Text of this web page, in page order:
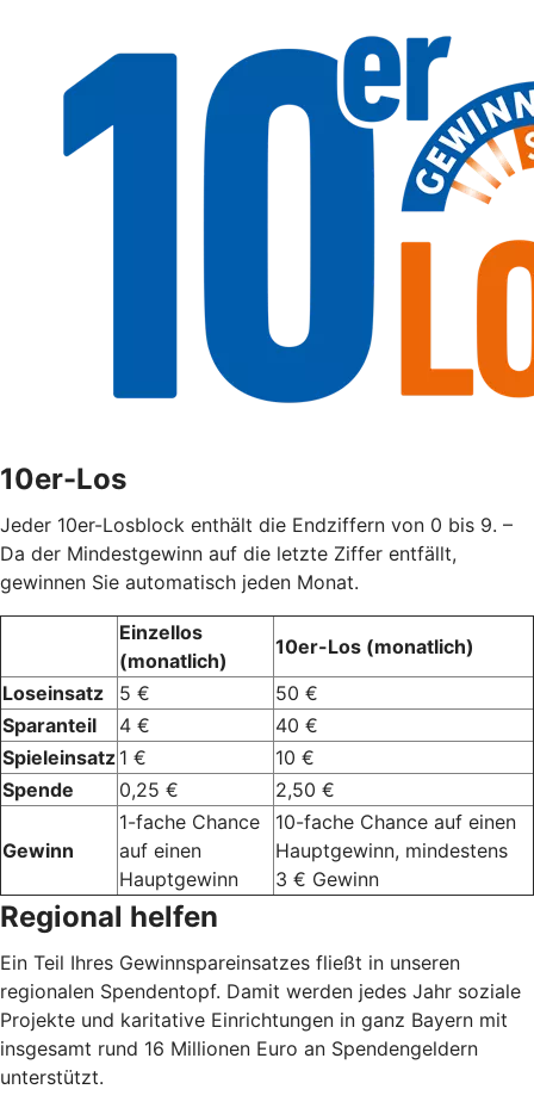
10er-Los
Jeder 10er-Losblock enthält die Endziffern von 0 bis 9. –
Da der Mindestgewinn auf die letzte Ziffer entfällt,
gewinnen Sie automatisch jeden Monat.
Einzellos
(monatlich)
10er-Los (monatlich)
Loseinsatz
5 €
50 €
Sparanteil
4 €
40 €
Spieleinsatz 1 €
10 €
Spende
0,25 € 2,50 €
Gewinn
1-fache Chance
auf einen
Hauptgewinn
10-fache Chance auf einen
Hauptgewinn, mindestens
3 € Gewinn
Regional helfen
Ein Teil Ihres Gewinnspareinsatzes fließt in unseren
regionalen Spendentopf. Damit werden jedes Jahr soziale
Projekte und karitative Einrichtungen in ganz Bayern mit
insgesamt rund 16 Millionen Euro an Spendengeldern
unterstützt.